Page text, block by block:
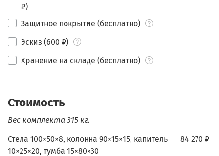
₽)
Защитное покрытие (бесплатно)
Эскиз (600 ₽)
Хранение на складе (бесплатно)
Стоимость
Вес комплекта 315 кг.
84 270 ₽
Стела 100×50×8, колонна 90×15×15, капитель
10×25×20, тумба 15×80×30